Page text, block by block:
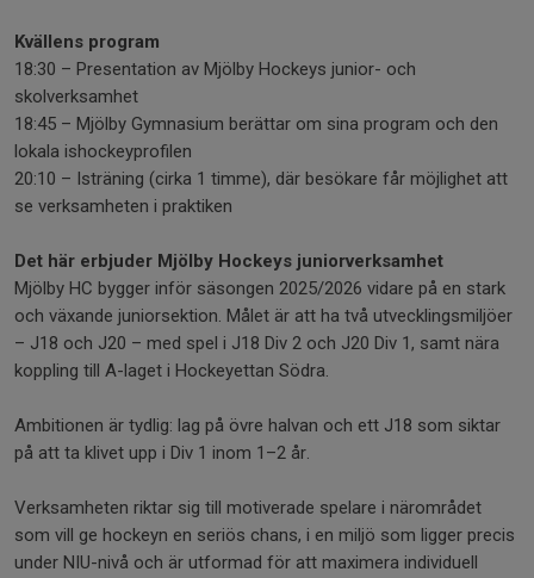
Kvällens program
18:30 – Presentation av Mjölby Hockeys junior- och
skolverksamhet
18:45 – Mjölby Gymnasium berättar om sina program och den
lokala ishockeyprofilen
20:10 – Isträning (cirka 1 timme), där besökare får möjlighet att
se verksamheten i praktiken
Det här erbjuder Mjölby Hockeys juniorverksamhet
Mjölby HC bygger inför säsongen 2025/2026 vidare på en stark
och växande juniorsektion. Målet är att ha två utvecklingsmiljöer
– J18 och J20 – med spel i J18 Div 2 och J20 Div 1, samt nära
koppling till A-laget i Hockeyettan Södra.
Ambitionen är tydlig: lag på övre halvan och ett J18 som siktar
på att ta klivet upp i Div 1 inom 1–2 år.
Verksamheten riktar sig till motiverade spelare i närområdet
som vill ge hockeyn en seriös chans, i en miljö som ligger precis
under NIU-nivå och är utformad för att maximera individuell